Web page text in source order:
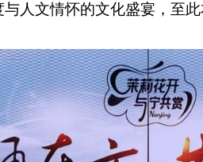
人文情怀的文化盛宴，至此